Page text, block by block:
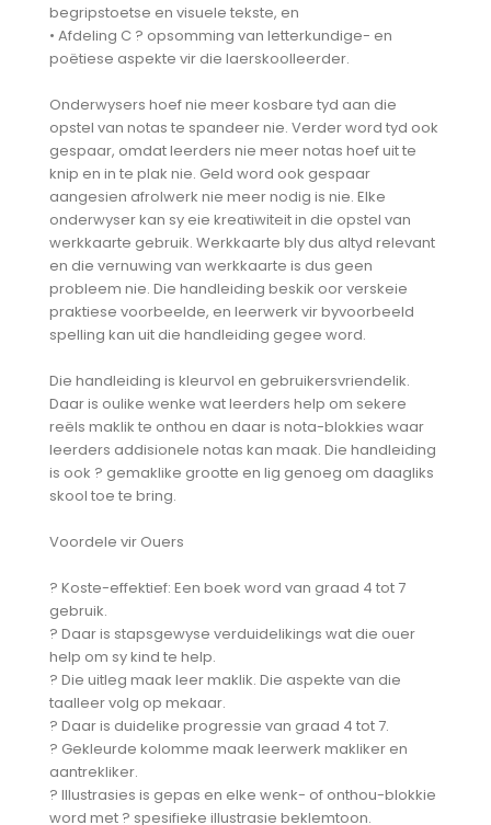
begripstoetse en visuele tekste, en
• Afdeling C ? opsomming van letterkundige- en
poëtiese aspekte vir die laerskoolleerder.
Onderwysers hoef nie meer kosbare tyd aan die
opstel van notas te spandeer nie. Verder word tyd ook
gespaar, omdat leerders nie meer notas hoef uit te
knip en in te plak nie. Geld word ook gespaar
aangesien afrolwerk nie meer nodig is nie. Elke
onderwyser kan sy eie kreatiwiteit in die opstel van
werkkaarte gebruik. Werkkaarte bly dus altyd relevant
en die vernuwing van werkkaarte is dus geen
probleem nie. Die handleiding beskik oor verskeie
praktiese voorbeelde, en leerwerk vir byvoorbeeld
spelling kan uit die handleiding gegee word.
Die handleiding is kleurvol en gebruikersvriendelik.
Daar is oulike wenke wat leerders help om sekere
reëls maklik te onthou en daar is nota-blokkies waar
leerders addisionele notas kan maak. Die handleiding
is ook ? gemaklike grootte en lig genoeg om daagliks
skool toe te bring.
Voordele vir Ouers
? Koste-effektief: Een boek word van graad 4 tot 7
gebruik.
? Daar is stapsgewyse verduidelikings wat die ouer
help om sy kind te help.
? Die uitleg maak leer maklik. Die aspekte van die
taalleer volg op mekaar.
? Daar is duidelike progressie van graad 4 tot 7.
? Gekleurde kolomme maak leerwerk makliker en
aantrekliker.
? Illustrasies is gepas en elke wenk- of onthou-blokkie
word met ? spesifieke illustrasie beklemtoon.